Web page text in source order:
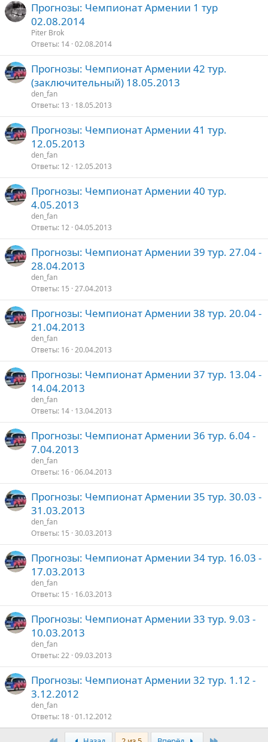
Прогнозы: Чемпионат Армении 1 тур
02.08.2014
Piter Brok
Ответы 14 02.08.2014
Прогнозы: Чемпионат Армении 42 тур.
(заключительный) 18.05.2013
den_fan
Ответы 13 18.05.2013
Прогнозы: Чемпионат Армении 41 тур.
12.05.2013
den_fan
Ответы 12 12.05.2013
Прогнозы: Чемпионат Армении 40 тур.
4.05.2013
den_fan
Ответы 12 04.05.2013
Прогнозы: Чемпионат Армении 39 тур. 27.04 -
28.04.2013
den_fan
Ответы 15 27.04.2013
Прогнозы: Чемпионат Армении 38 тур. 20.04 -
21.04.2013
den_fan
Ответы 16 20.04.2013
Прогнозы: Чемпионат Армении 37 тур. 13.04 -
14.04.2013
den_fan
Ответы 14 13.04.2013
Прогнозы: Чемпионат Армении 36 тур. 6.04 -
7.04.2013
den_fan
Ответы 16 06.04.2013
Прогнозы: Чемпионат Армении 35 тур. 30.03 -
31.03.2013
den_fan
Ответы 15 30.03.2013
Прогнозы: Чемпионат Армении 34 тур. 16.03 -
17.03.2013
den_fan
Ответы 15 16.03.2013
Прогнозы: Чемпионат Армении 33 тур. 9.03 -
10.03.2013
den_fan
Ответы 22 09.03.2013
Прогнозы: Чемпионат Армении 32 тур. 1.12 -
3.12.2012
den_fan
Ответы 18 01.12.2012